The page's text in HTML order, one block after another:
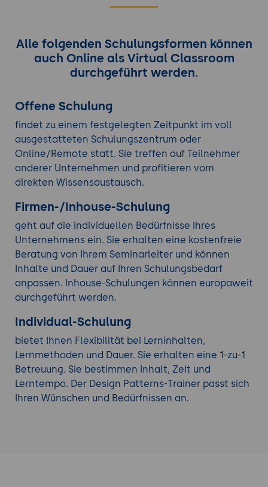
Alle folgenden Schulungsformen können
auch Online als Virtual Classroom
durchgeführt werden.
Offene Schulung
findet zu einem festgelegten Zeitpunkt im voll
ausgestatteten Schulungszentrum oder
Online/Remote statt. Sie treffen auf Teilnehmer
anderer Unternehmen und profitieren vom
direkten Wissensaustausch.
Firmen-/Inhouse-Schulung
geht auf die individuellen Bedürfnisse Ihres
Unternehmens ein. Sie erhalten eine kostenfreie
Beratung von Ihrem Seminarleiter und können
Inhalte und Dauer auf Ihren Schulungsbedarf
anpassen. Inhouse-Schulungen können europaweit
durchgeführt werden.
Individual-Schulung
bietet Ihnen Flexibilität bei Lerninhalten,
Lernmethoden und Dauer. Sie erhalten eine 1-zu-1
Betreuung. Sie bestimmen Inhalt, Zeit und
Lerntempo. Der Design Patterns-Trainer passt sich
Ihren Wünschen und Bedürfnissen an.